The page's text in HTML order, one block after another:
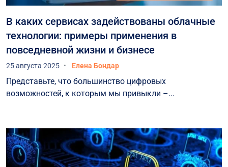
В каких сервисах задействованы облачные
технологии: примеры применения в
повседневной жизни и бизнесе
25 августа 2025 Елена Бондар
Представьте, что большинство цифровых
возможностей, к которым мы привыкли –...